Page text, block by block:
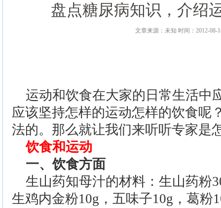
盘点糖尿病知识，介绍
文章来源：未知 时间：2012-08-
运动和饮食在大家的日常生活中
应该坚持怎样的运动怎样的饮食呢
法的。那么就让我们来听听专家是
饮食和运动
一、饮食方面
生山药知母汁的材料：生山药粉
生鸡内金粉10g，五味子10g，葛粉